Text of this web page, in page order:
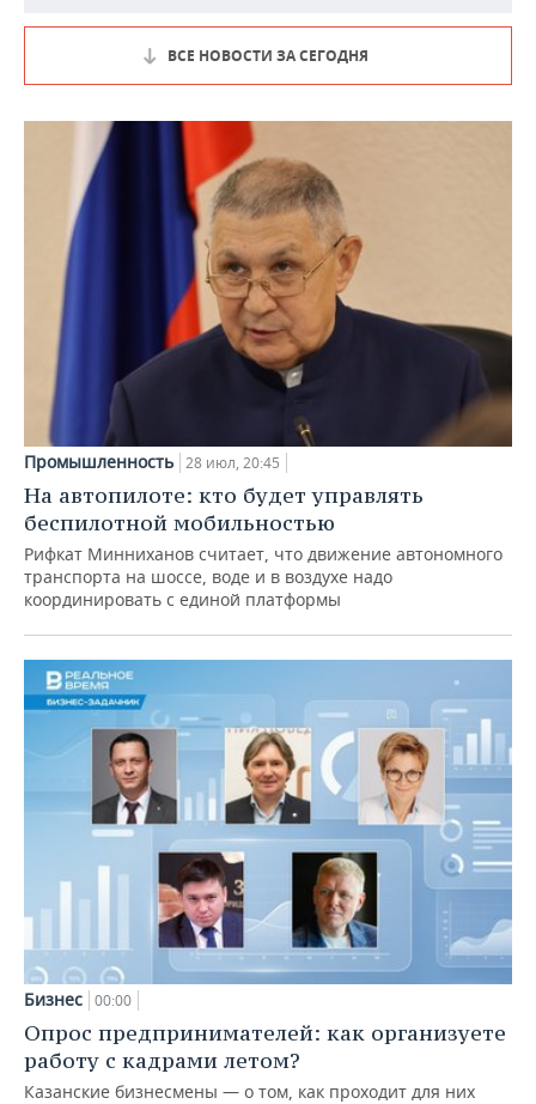
ВСЕ НОВОСТИ ЗА СЕГОДНЯ
Промышленность 28 июл, 20:45
На автопилоте: кто будет управлять
беспилотной мобильностью
Рифкат Минниханов считает, что движение автономного
транспорта на шоссе, воде и в воздухе надо
координировать с единой платформы
Бизнес 00:00
Опрос предпринимателей: как организуете
работу с кадрами летом?
Казанские бизнесмены — о том, как проходит для них